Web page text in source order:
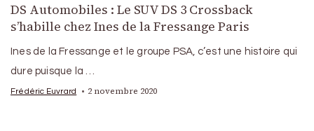
DS Automobiles : Le SUV DS 3 Crossback
s’habille chez Ines de la Fressange Paris
Ines de la Fressange et le groupe PSA, c’est une histoire qui
dure puisque la …
Frédéric Euvrard 2 novembre 2020